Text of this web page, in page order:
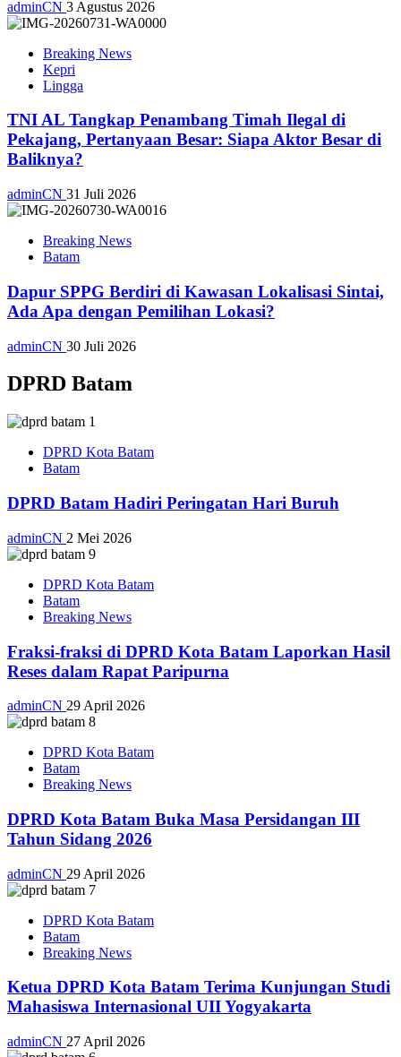
adminCN 3 Agustus 2026
Breaking News
Kepri
Lingga
TNI AL Tangkap Penambang Timah Ilegal di
Pekajang, Pertanyaan Besar: Siapa Aktor Besar di
Baliknya?
adminCN 31 Juli 2026
Breaking News
Batam
Dapur SPPG Berdiri di Kawasan Lokalisasi Sintai,
Ada Apa dengan Pemilihan Lokasi?
adminCN 30 Juli 2026
DPRD Batam
DPRD Kota Batam
Batam
DPRD Batam Hadiri Peringatan Hari Buruh
adminCN 2 Mei 2026
DPRD Kota Batam
Batam
Breaking News
Fraksi-fraksi di DPRD Kota Batam Laporkan Hasil
Reses dalam Rapat Paripurna
adminCN 29 April 2026
DPRD Kota Batam
Batam
Breaking News
DPRD Kota Batam Buka Masa Persidangan III
Tahun Sidang 2026
adminCN 29 April 2026
DPRD Kota Batam
Batam
Breaking News
Ketua DPRD Kota Batam Terima Kunjungan Studi
Mahasiswa Internasional UII Yogyakarta
adminCN 27 April 2026